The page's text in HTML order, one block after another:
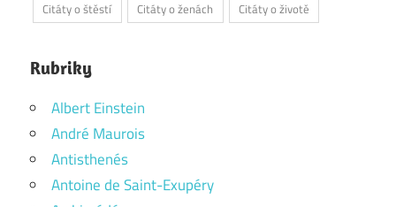
Citáty o štěstí
Citáty o ženách Citáty o životě
Rubriky
Albert Einstein
André Maurois
Antisthenés
Antoine de Saint-Exupéry